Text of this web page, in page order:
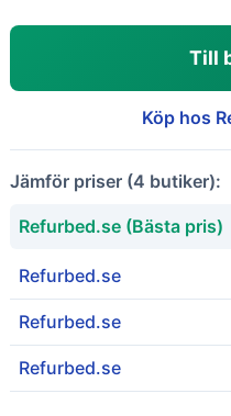
Till
Köp hos
Jämför priser (4 butiker):
Refurbed.se (Bästa pris)
Refurbed.se
Refurbed.se
Refurbed.se